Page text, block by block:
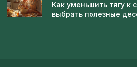
Как уменьшить тягу к
выбрать полезные